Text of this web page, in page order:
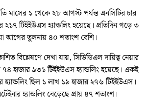
মাসের ১ থেকে ২৮ আগস্ট পর্যন্ত এনসিটির চার
২১৭ টিইইউএস হ্যান্ডলিং হয়েছে। প্রতিদিন গড়ে ৩
আগের তুলনায় ৪০ শতাংশ বেশি।
বিশ্লেষণে দেখা যায়, সিডিডিএল দায়িত্ব নেয়ার
হাজার ৯৩১ টিইইউএস হ্যান্ডলিং হয়েছে। একই
ছিল ১ লাখ ১৯ হাজার ২৭৬ টিইইউএস।
হ্যান্ডলিং বেড়েছে প্রায় ৪৭ শতাংশ।